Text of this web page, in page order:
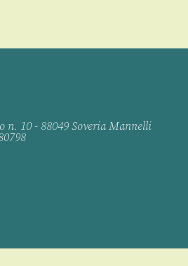
n. 10 - 88049 Soveria Mannelli